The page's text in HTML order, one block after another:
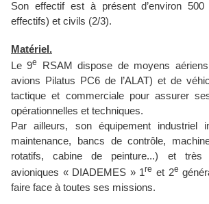
Son effectif est à présent d’environ
effectifs) et civils (2/3).
Matériel.
Le 9e
RSAM dispose de moyens
avions Pilatus PC6 de l’ALAT) et de
tactique et commerciale pour assurer
opérationnelles et techniques.
Par ailleurs, son équipement industriel
maintenance, bancs de contrôle,
rotatifs, cabine de peinture...) et très
avioniques « DIADEMES » 1re et 2e
faire face à toutes ses missions.